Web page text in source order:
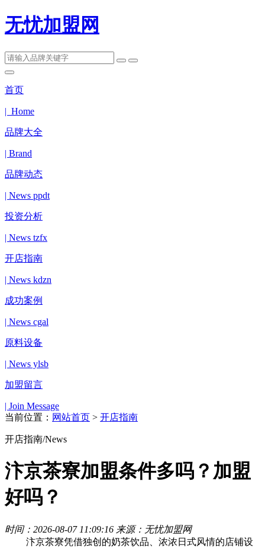
无忧加盟网
首页
| Home
品牌大全
| Brand
品牌动态
| News ppdt
投资分析
| News tzfx
开店指南
| News kdzn
成功案例
| News cgal
原料设备
| News ylsb
加盟留言
| Join Message
当前位置： 网站首页 > 开店指南
开店指南/News
汴京茶寮加盟条件多吗？加盟
好吗？
时间：2026-08-07 11:09:16 来源：无忧加盟网
汴京茶寮凭借独创的奶茶饮品、浓浓日式风情的店铺设